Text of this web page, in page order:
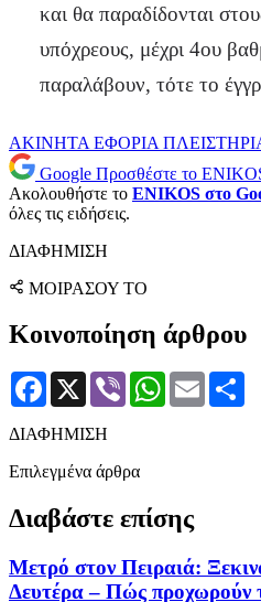
και θα παραδίδονται
υπόχρεους, μέχρι 4ου
παραλάβουν, τότε το
ΑΚΙΝΗΤΑ ΕΦΟΡΙΑ
Google Προσθέστε το
Ακολουθήστε το ENIKOS στο
όλες τις ειδήσεις.
ΔΙΑΦΗΜΙΣΗ
ΜΟΙΡΑΣΟΥ ΤΟ
Κοινοποίηση άρθρου
Facebook
X Viber WhatsApp
Email
ΔΙΑΦΗΜΙΣΗ
Επιλεγμένα άρθρα
Διαβάστε επίσης
Μετρό στον Πειραιά:
Δευτέρα – Πώς προχωρούν